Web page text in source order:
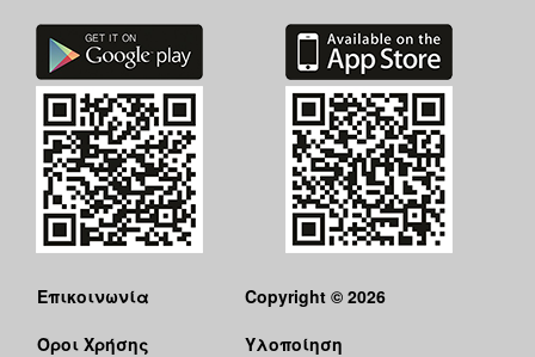
Επικοινωνία
Όροι Χρήσης
Copyright © 2026
Υλοποίηση